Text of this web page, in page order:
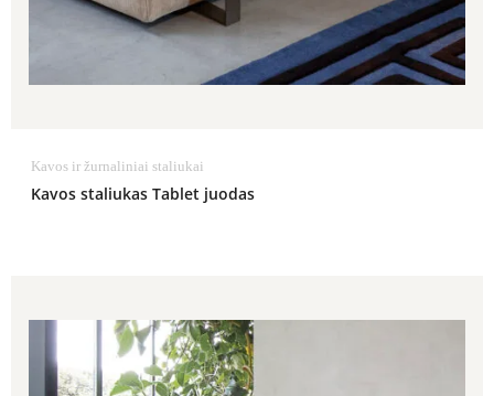
Kavos ir žurnaliniai staliukai
Kavos staliukas Tablet juodas